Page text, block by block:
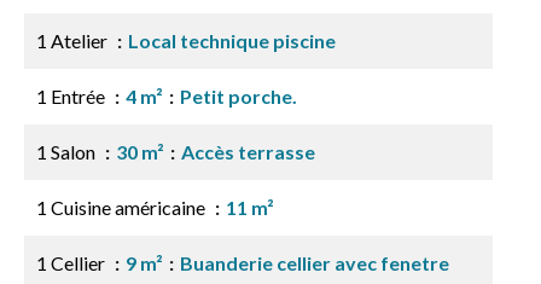
1 Atelier Local technique piscine
1 Entrée 4 m² Petit porche.
1 Salon 30 m² Accès terrasse
1 Cuisine américaine 11 m²
1 Cellier 9 m² Buanderie cellier avec fenetre